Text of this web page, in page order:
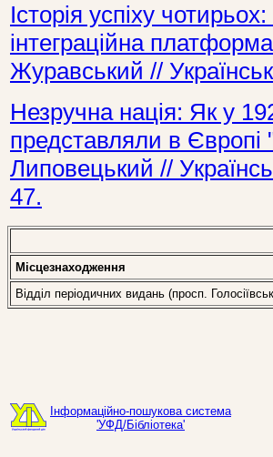
Історія успіху
інтеграційна
Журавський //
Незручна нація: Як у
представляли в Європі
Липовецький //
47.
Місцезнаходження
Відділ періодичних видань (просп.
Інформаційно-пошукова система
'УФД/Бібліотека'